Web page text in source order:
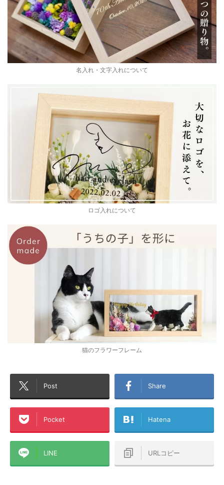
名入れ・文字入れについて
ロゴ入れについて
猫のフラワーフレーム
Post Share
Pocket Hatena
LINE URLコピー